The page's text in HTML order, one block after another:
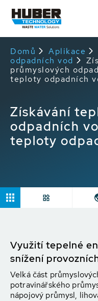
Domů Aplikace
odpadních vod
průmyslových
teploty odpadních
Získávání
odpadních
teploty
Využití tepelné
snížení
Velká část
potravinářského
nápojový průmysl,